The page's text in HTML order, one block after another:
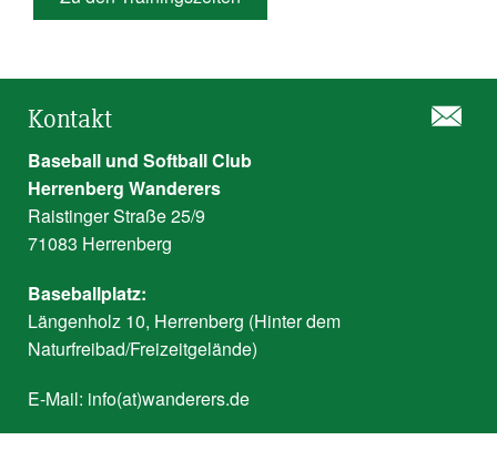
Kontakt
Baseball und Softball Club
Herrenberg Wanderers
Raistinger Straße 25/9
71083 Herrenberg
Baseballplatz:
Längenholz 10, Herrenberg (Hinter dem
Naturfreibad/Freizeitgelände)
E-Mail: info(at)wanderers.de